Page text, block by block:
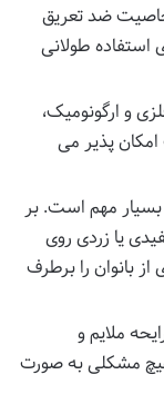
ضد تعریق
استفاده طولانی
و ارگونومیک،
امکان پذیر می
مهم است. بر
یا زردی روی
بانوان را برطرف
ملایم و
مشکلی به صورت